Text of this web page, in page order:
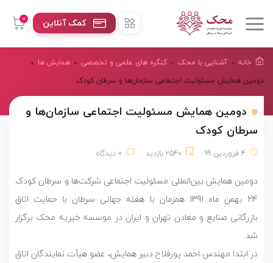
0 کمک آنلاین
خانه آشنایی با محک کنگره های علمی و تخصصی
همایش ها
دومین همایش مسئولیت اجتماعی سازمان‌ها و سرطان کودک
دومین همایش مسئولیت اجتماعی سازمان‌ها و
سرطان کودک
4 فروردین 99 2540 بازدید 0 دیدگاه
دومین همایش بین‌المللی مسئولیت اجتماعی شرکت‌ها و سرطان کودک
24 بهمن ماه 1391 همزمان با هفته جهانی سرطان با حمایت اتاق
بازرگانی صنایع و معادن تهران و ایران در موسسه خیریه محک برگزار
شد.
در ابتدا مهندس احمد پورفلاح دبیر همایش،‌ عضو هیأت نمایندگان اتاق